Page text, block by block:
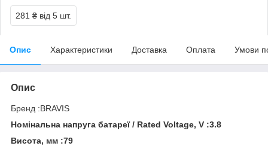
281 ₴ від 5 шт.
Опис Характеристики Доставка Оплата Умови
Опис
Бренд :BRAVIS
Номінальна напруга батареї / Rated Voltage, V :3.8
Висота, мм :79